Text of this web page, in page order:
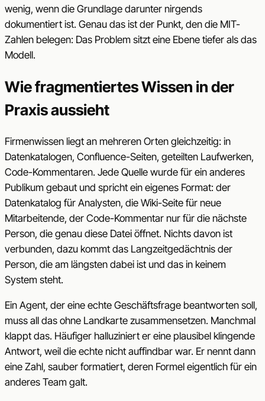
wenig, wenn die Grundlage darunter nirgends
dokumentiert ist. Genau das ist der Punkt, den die MIT-
Zahlen belegen: Das Problem sitzt eine Ebene tiefer als das
Modell.
Wie fragmentiertes Wissen in der
Praxis aussieht
Firmenwissen liegt an mehreren Orten gleichzeitig: in
Datenkatalogen, Confluence-Seiten, geteilten Laufwerken,
Code-Kommentaren. Jede Quelle wurde für ein anderes
Publikum gebaut und spricht ein eigenes Format: der
Datenkatalog für Analysten, die Wiki-Seite für neue
Mitarbeitende, der Code-Kommentar nur für die nächste
Person, die genau diese Datei öffnet. Nichts davon ist
verbunden, dazu kommt das Langzeitgedächtnis der
Person, die am längsten dabei ist und das in keinem
System steht.
Ein Agent, der eine echte Geschäftsfrage beantworten soll,
muss all das ohne Landkarte zusammensetzen. Manchmal
klappt das. Häufiger halluziniert er eine plausibel klingende
Antwort, weil die echte nicht auffindbar war. Er nennt dann
eine Zahl, sauber formatiert, deren Formel eigentlich für ein
anderes Team galt.